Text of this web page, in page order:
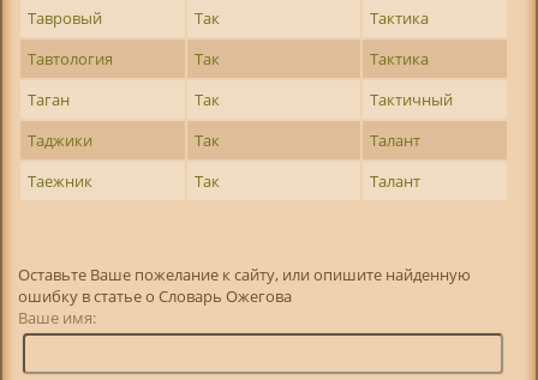
Тавровый
Так
Тактика
Тавтология
Так
Тактика
Таган
Так
Тактичный
Таджики
Так
Талант
Таежник
Так Талант
Оставьте Ваше пожелание к сайту, или опишите найденную
ошибку в статье о Словарь Ожегова
Ваше имя: